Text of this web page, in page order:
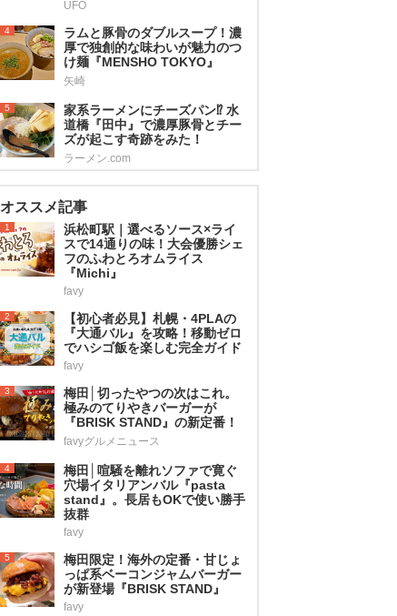
UFO
4
ラムと豚骨のダブルスープ！濃
厚で独創的な味わいが魅力のつ
け麺『MENSHO TOKYO』
矢崎
5
家系ラーメンにチーズパン⁉︎ 水
道橋『田中』で濃厚豚骨とチー
ズが起こす奇跡をみた！
ラーメン.com
オススメ記事
1
浜松町駅｜選べるソース×ライ
スで14通りの味！大会優勝シェ
フのふわとろオムライス
『Michi』
favy
2
【初心者必見】札幌・4PLAの
『大通バル』を攻略！移動ゼロ
でハシゴ飯を楽しむ完全ガイド
favy
3
梅田│切ったやつの次はこれ。
極みのてりやきバーガーが
『BRISK STAND』の新定番！
favyグルメニュース
4
梅田│喧騒を離れソファで寛ぐ
穴場イタリアンバル『pasta
stand』。長居もOKで使い勝手
抜群
favy
5
梅田限定！海外の定番・甘じょ
っぱ系ベーコンジャムバーガー
が新登場『BRISK STAND』
favy